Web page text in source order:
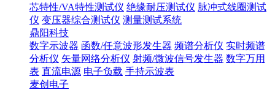
芯特性/VA特性测试仪 绝缘耐压测试仪 脉冲式线圈测试
仪 变压器综合测试仪 测量测试系统
鼎阳科技
数字示波器 函数/任意波形发生器 频谱分析仪 实时频谱
分析仪 矢量网络分析仪 射频/微波信号发生器 数字万用
表 直流电源 电子负载 手持示波表
麦创电子